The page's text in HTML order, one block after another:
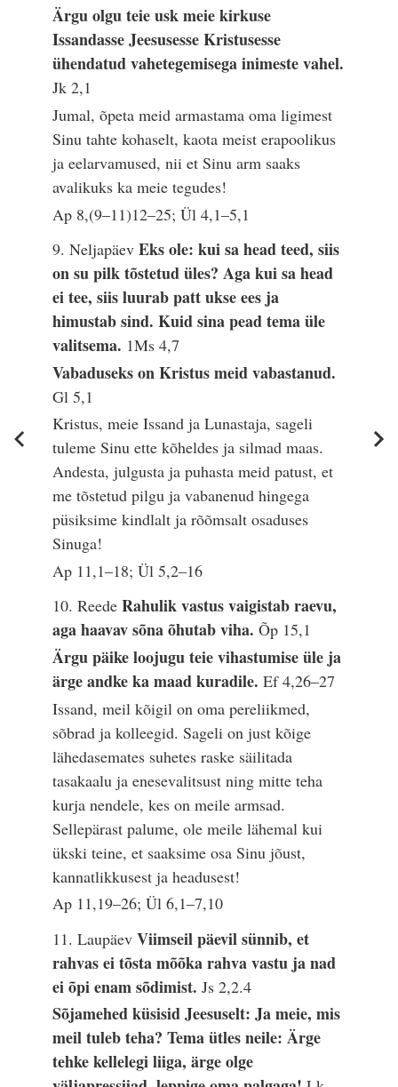
Ärgu olgu teie usk meie kirkuse
Issandasse Jeesusesse Kristusesse
ühendatud vahetegemisega inimeste vahel.
Jk 2,1
Jumal, õpeta meid armastama oma ligimest
Sinu tahte kohaselt, kaota meist erapoolikus
ja eelarvamused, nii et Sinu arm saaks
avalikuks ka meie tegudes!
Ap 8,(9–11)12–25; Ül 4,1–5,1
9. NeljapäevEks ole: kui sa head teed, siis
on su pilk tõstetud üles? Aga kui sa head
ei tee, siis luurab patt ukse ees ja
himustab sind. Kuid sina pead tema üle
valitsema. 1Ms 4,7
Vabaduseks on Kristus meid vabastanud.
Gl 5,1
Kristus, meie Issand ja Lunastaja, sageli
tuleme Sinu ette kõheldes ja silmad maas.
Andesta, julgusta ja puhasta meid patust, et
me tõstetud pilgu ja vabanenud hingega
püsiksime kindlalt ja rõõmsalt osaduses
Sinuga!
Ap 11,1–18; Ül 5,2–16
10. ReedeRahulik vastus vaigistab raevu,
aga haavav sõna õhutab viha.Õp 15,1
Ärgu päike loojugu teie vihastumise üle ja
ärge andke ka maad kuradile.Ef 4,26–27
Issand, meil kõigil on oma pereliikmed,
sõbrad ja kolleegid. Sageli on just kõige
lähedasemates suhetes raske säilitada
tasakaalu ja enesevalitsust ning mitte teha
kurja nendele, kes on meile armsad.
Sellepärast palume, ole meile lähemal kui
ükski teine, et saaksime osa Sinu jõust,
kannatlikkusest ja headusest!
Ap 11,19–26; Ül 6,1–7,10
11. LaupäevViimseil päevil sünnib, et
rahvas ei tõsta mõõka rahva vastu ja nad
ei õpi enam sõdimist.Js 2,2.4
Sõjamehed küsisid Jeesuselt: Ja meie, mis
meil tuleb teha? Tema ütles neile: Ärge
tehke kellelegi liiga, ärge olge